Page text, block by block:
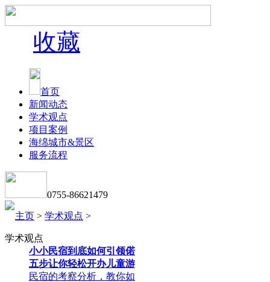
收藏
首页
新闻动态
学术观点
项目案例
海绵城市&景区
服务流程
0755-86621479
主页 > 学术观点 >
学术观点
小小民宿到底如何引领偌
五步让你轻松开办儿童游
民宿的考察分析，教你如